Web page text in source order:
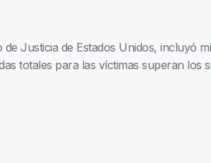
Justicia de Estados Unidos, incluyó
totales para las víctimas superan los